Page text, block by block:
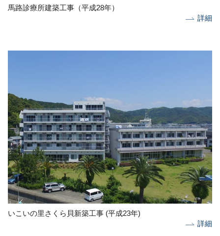
馬路診療所建築工事（平成28年）
詳細
いこいの里さくら貝新築工事 (平成23年)
詳細